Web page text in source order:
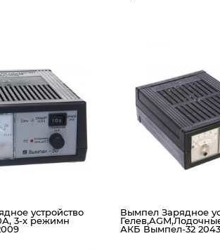
устройство
3-х режимн
Вымпел Зарядное
АКБ Вымпел-32 2043